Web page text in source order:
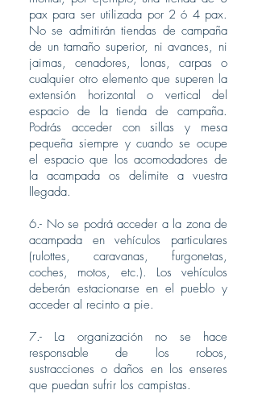
pax para ser utilizada por 2 ó 4 pax.
No se admitirán tiendas de campaña
de un tamaño superior, ni avances, ni
jaimas, cenadores, lonas, carpas o
cualquier otro elemento que superen la
extensión horizontal o vertical del
espacio de la tienda de campaña.
Podrás acceder con sillas y mesa
pequeña siempre y cuando se ocupe
el espacio que los acomodadores de
la acampada os delimite a vuestra
llegada.
6.- No se podrá acceder a la zona de
acampada en vehículos particulares
(rulottes, caravanas, furgonetas,
coches, motos, etc.). Los vehículos
deberán estacionarse en el pueblo y
acceder al recinto a pie.
7.- La organización no se hace
responsable de los robos,
sustracciones o daños en los enseres
que puedan sufrir los campistas.